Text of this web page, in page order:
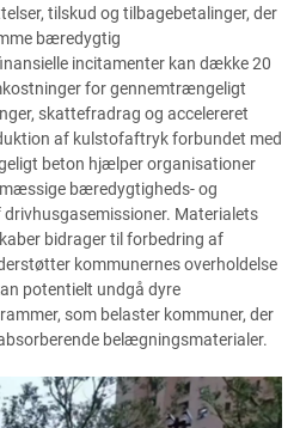
tilskud og tilbagebetalinger, der
bæredygtig
incitamenter kan dække 20
for gennemtrængeligt
skattefradrag og accelereret
af kulstofaftryk forbundet med
beton hjælper organisationer
bæredygtigheds- og
Materialets
bidrager til forbedring af
kommunernes overholdelse
potentielt undgå dyre
som belaster kommuner, der
belægningsmaterialer.